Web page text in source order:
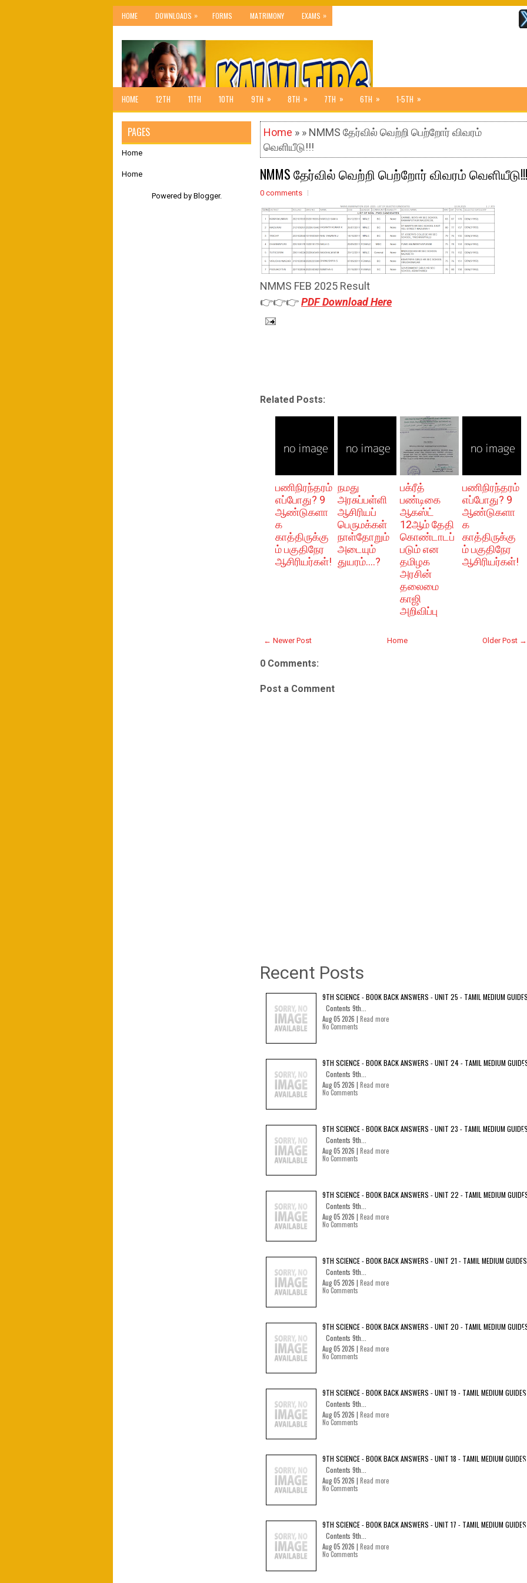
HOME DOWNLOADS » FORMS MATRIMONY EXAMS »
HOME 12TH 11TH 10TH 9TH » 8TH » 7TH » 6TH » 1-5TH »
Home » » NMMS தேர்வில் வெற்றி பெற்றோர் விவரம்
வெளியீடு!!!
NMMS தேர்வில் வெற்றி பெற்றோர் விவரம் வெளியீடு!!!
0 comments
NMMS FEB 2025 Result
👉👉👉PDF Download Here
Related Posts:
பணிநிரந்தரம்
எப்போது? 9
ஆண்டுகளா
க
காத்திருக்கு
ம் பகுதிநேர
ஆசிரியர்கள்!
நமது
அரசுப்பள்ளி
ஆசிரியப்
பெருமக்கள்
நாள்தோறும்
அடையும்
துயரம்....?
பக்ரீத்
பண்டிகை
ஆகஸ்ட்
12ஆம் தேதி
கொண்டாடப்
படும் என
தமிழக
அரசின்
தலைமை
காஜி
அறிவிப்பு
பணிநிரந்தரம்
எப்போது? 9
ஆண்டுகளா
க
காத்திருக்கு
ம் பகுதிநேர
ஆசிரியர்கள்!
← Newer Post Older Post →
Home
0 Comments:
Post a Comment
Recent Posts
9TH SCIENCE - BOOK BACK ANSWERS - UNIT 25 - TAMIL MEDIUM
Contents 9th...
Aug 05 2026 | Read more
No Comments
9TH SCIENCE - BOOK BACK ANSWERS - UNIT 24 - TAMIL MEDIUM
Contents 9th...
Aug 05 2026 | Read more
No Comments
9TH SCIENCE - BOOK BACK ANSWERS - UNIT 23 - TAMIL MEDIUM
Contents 9th...
Aug 05 2026 | Read more
No Comments
9TH SCIENCE - BOOK BACK ANSWERS - UNIT 22 - TAMIL MEDIUM
Contents 9th...
Aug 05 2026 | Read more
No Comments
9TH SCIENCE - BOOK BACK ANSWERS - UNIT 21 - TAMIL MEDIUM GUIDES
Contents 9th...
Aug 05 2026 | Read more
No Comments
9TH SCIENCE - BOOK BACK ANSWERS - UNIT 20 - TAMIL MEDIUM
Contents 9th...
Aug 05 2026 | Read more
No Comments
9TH SCIENCE - BOOK BACK ANSWERS - UNIT 19 - TAMIL MEDIUM GUIDES
Contents 9th...
Aug 05 2026 | Read more
No Comments
9TH SCIENCE - BOOK BACK ANSWERS - UNIT 18 - TAMIL MEDIUM GUIDES
Contents 9th...
Aug 05 2026 | Read more
No Comments
9TH SCIENCE - BOOK BACK ANSWERS - UNIT 17 - TAMIL MEDIUM GUIDES
Contents 9th...
Aug 05 2026 | Read more
No Comments
PAGES
Home
Home
Powered by Blogger.